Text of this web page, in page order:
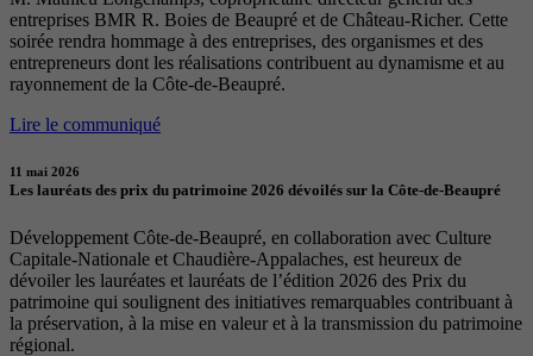
entreprises BMR R. Boies de Beaupré et de Château-Richer. Cette
soirée rendra hommage à des entreprises, des organismes et des
entrepreneurs dont les réalisations contribuent au dynamisme et au
rayonnement de la Côte-de-Beaupré.
Lire le communiqué
11 mai 2026
Les lauréats des prix du patrimoine 2026 dévoilés sur la Côte-de-Beaupré
Développement Côte-de-Beaupré, en collaboration avec Culture
Capitale-Nationale et Chaudière-Appalaches, est heureux de
dévoiler les lauréates et lauréats de l’édition 2026 des Prix du
patrimoine qui soulignent des initiatives remarquables contribuant à
la préservation, à la mise en valeur et à la transmission du patrimoine
régional.